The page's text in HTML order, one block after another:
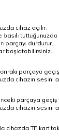
cihaz açılır.
basılı tuttuğunuzda
parçayı durdurur.
başlatabilirsiniz.
parçaya
cihazın sesini
parçaya geçiş
cihazın sesini
cihazda TF kart